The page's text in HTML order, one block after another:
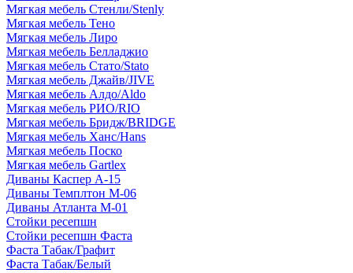
Мягкая мебель Стенли/Stenly
Мягкая мебель Тено
Мягкая мебель Лиро
Мягкая мебель Белладжио
Мягкая мебель Стато/Stato
Мягкая мебель Джайв/JIVE
Мягкая мебель Алдо/Aldo
Мягкая мебель РИО/RIO
Мягкая мебель Бридж/BRIDGE
Мягкая мебель Ханс/Hans
Мягкая мебель Поско
Мягкая мебель Gartlex
Диваны Каспер А-15
Диваны Темплтон М-06
Диваны Атланта М-01
Стойки ресепшн
Стойки ресепшн Фаста
Фаста Табак/Графит
Фаста Табак/Белый